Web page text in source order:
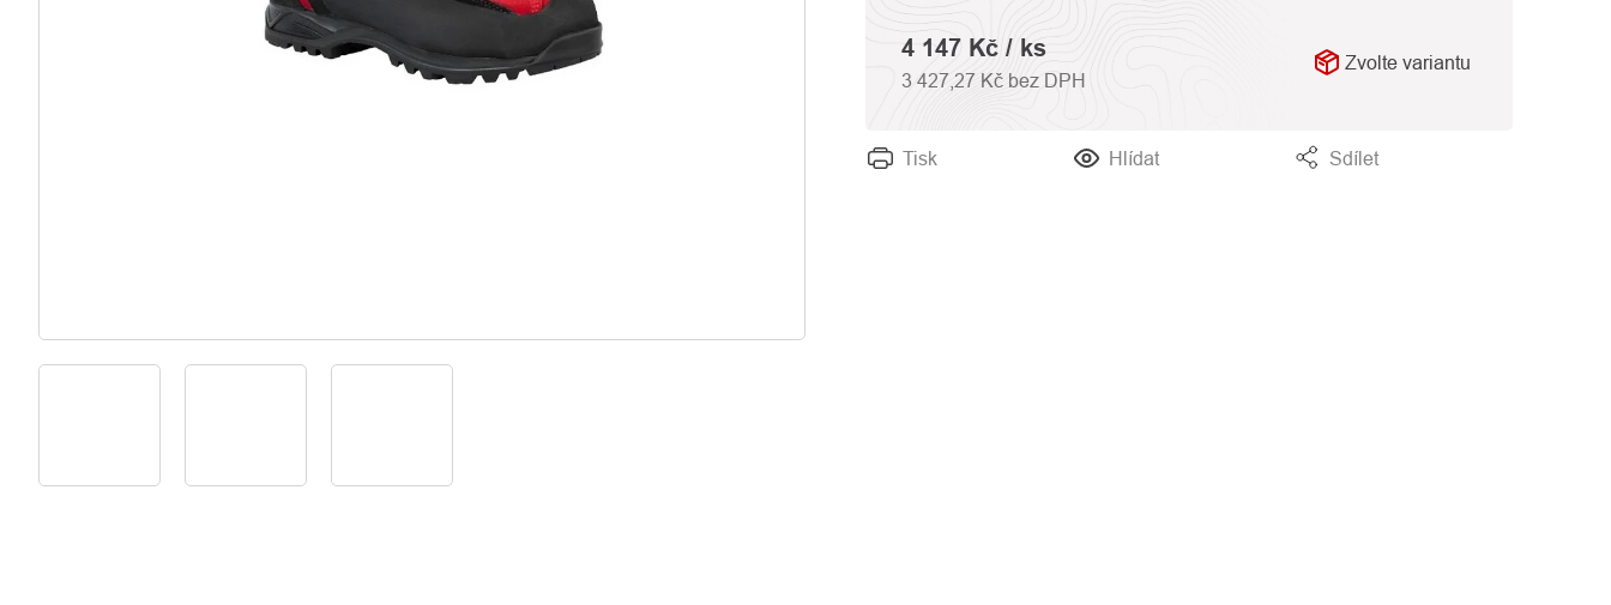
Tisk Hlídat Sdílet
4 147 Kč / ks
3 427,27 Kč bez DPH
Zvolte variantu